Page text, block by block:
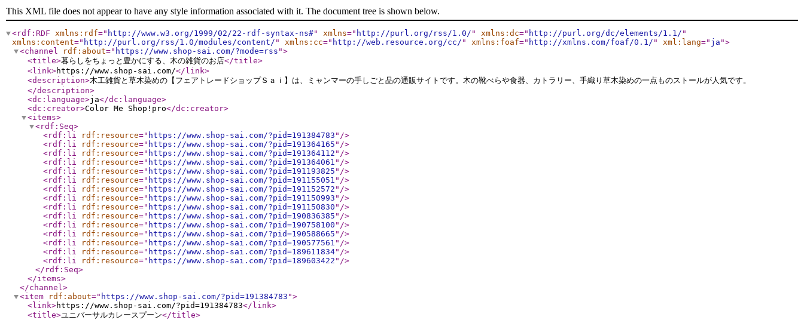
This XML file does not appear to have any style information associated with it. The document tree is shown below.
<rdf:RDF xmlns:rdf=" http://www.w3.org/1999/02/22-rdf-syntax-ns#" xmlns=" http://purl.org/rss/1.0/ " xmlns:dc=" http://purl.org/dc/elements/1.1/ "
xmlns:content=" http://purl.org/rss/1.0/modules/content/ " xmlns:cc=" http://web.resource.org/cc/ " xmlns:foaf=" http://xmlns.com/foaf/0.1/ " xml:lang=" ja ">
<channel
rdf:about=" https://www.shop-sai.com/?mode=rss ">
<title>暮らしをちょっと豊かにする、木の雑貨のお店</title>
<link>https://www.shop-sai.com/</link>
<description>木工雑貨と草木染めの【フェアトレードショップＳａｉ】は、ミャンマーの手しごと品の通販サイトです。木の靴べらや食器、カトラリー、手織り草木染めの一点ものストールが人気です。
</description>
<dc:language>ja</dc:language>
<dc:creator>Color Me Shop!pro</dc:creator>
<items>
<rdf:Seq>
<rdf:li
rdf:resource=" https://www.shop-sai.com/?pid=191384783 " />
<rdf:li
rdf:resource=" https://www.shop-sai.com/?pid=191364165 " />
<rdf:li
rdf:resource=" https://www.shop-sai.com/?pid=191364112 " />
<rdf:li
rdf:resource=" https://www.shop-sai.com/?pid=191364061 " />
<rdf:li
rdf:resource=" https://www.shop-sai.com/?pid=191193825 " />
<rdf:li
rdf:resource=" https://www.shop-sai.com/?pid=191155051 " />
<rdf:li
rdf:resource=" https://www.shop-sai.com/?pid=191152572 " />
<rdf:li
rdf:resource=" https://www.shop-sai.com/?pid=191150993 " />
<rdf:li
rdf:resource=" https://www.shop-sai.com/?pid=191150830 " />
<rdf:li
rdf:resource=" https://www.shop-sai.com/?pid=190836385 " />
<rdf:li
rdf:resource=" https://www.shop-sai.com/?pid=190758100 " />
<rdf:li
rdf:resource=" https://www.shop-sai.com/?pid=190588665 " />
<rdf:li
rdf:resource=" https://www.shop-sai.com/?pid=190577561 " />
<rdf:li
rdf:resource=" https://www.shop-sai.com/?pid=189611834" />
<rdf:li
rdf:resource=" https://www.shop-sai.com/?pid=189603422 " />
</rdf:Seq>
</items>
</channel>
<item
rdf:about=" https://www.shop-sai.com/?pid=191384783 ">
<link>https://www.shop-sai.com/?pid=191384783</link>
<title>ユニバーサルカレースプーン</title>